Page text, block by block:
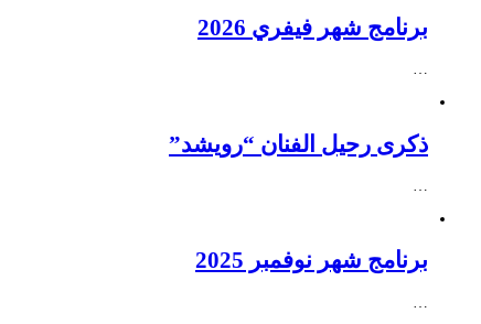
برنامج شهر فيفري 2026
…
ذكرى رحيل الفنان “رويشد”
…
برنامج شهر نوفمبر 2025